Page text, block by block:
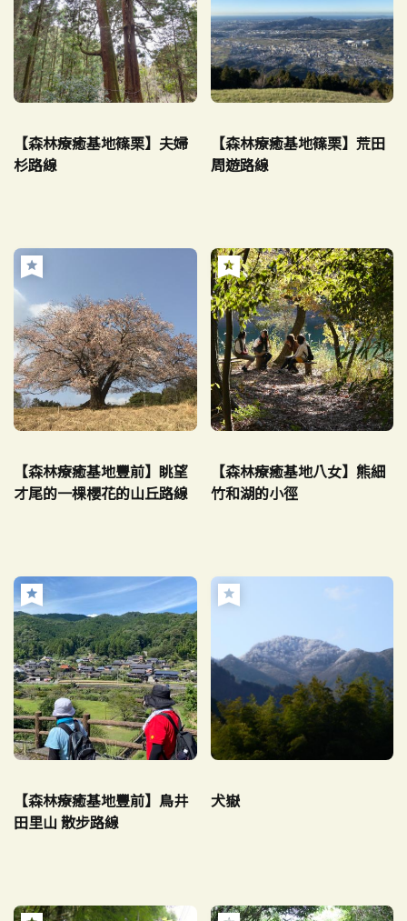
【森林療癒基地篠栗】夫婦
杉路線
【森林療癒基地篠栗】荒田
周遊路線
【森林療癒基地豐前】眺望
才尾的一棵櫻花的山丘路線
【森林療癒基地八女】熊細
竹和湖的小徑
【森林療癒基地豐前】鳥井
田里山 散步路線
犬嶽